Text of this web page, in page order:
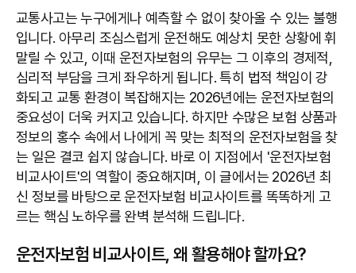
교통사고는 누구에게나 예측할 수 없이 찾아올 수 있는 불행
입니다. 아무리 조심스럽게 운전해도 예상치 못한 상황에 휘
말릴 수 있고, 이때 운전자보험의 유무는 그 이후의 경제적,
심리적 부담을 크게 좌우하게 됩니다. 특히 법적 책임이 강
화되고 교통 환경이 복잡해지는 2026년에는 운전자보험의
중요성이 더욱 커지고 있습니다. 하지만 수많은 보험 상품과
정보의 홍수 속에서 나에게 꼭 맞는 최적의 운전자보험을 찾
는 일은 결코 쉽지 않습니다. 바로 이 지점에서 '운전자보험
비교사이트'의 역할이 중요해지며, 이 글에서는 2026년 최
신 정보를 바탕으로 운전자보험 비교사이트를 똑똑하게 고
르는 핵심 노하우를 완벽 분석해 드립니다.
운전자보험 비교사이트, 왜 활용해야 할까요?